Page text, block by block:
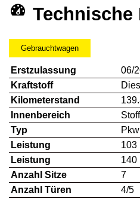
Technische
Gebrauchtwagen
Erstzulassung
06/
Kraftstoff
Kilometerstand
Innenbereich
Stoff
Typ
Pkw
Leistung
103
Leistung
140
Anzahl Sitze
7
Anzahl Türen
4/5